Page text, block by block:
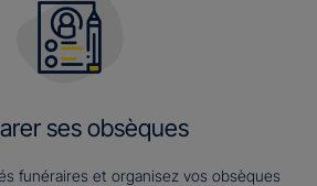
ses obsèques
funéraires et organisez vos obsèques